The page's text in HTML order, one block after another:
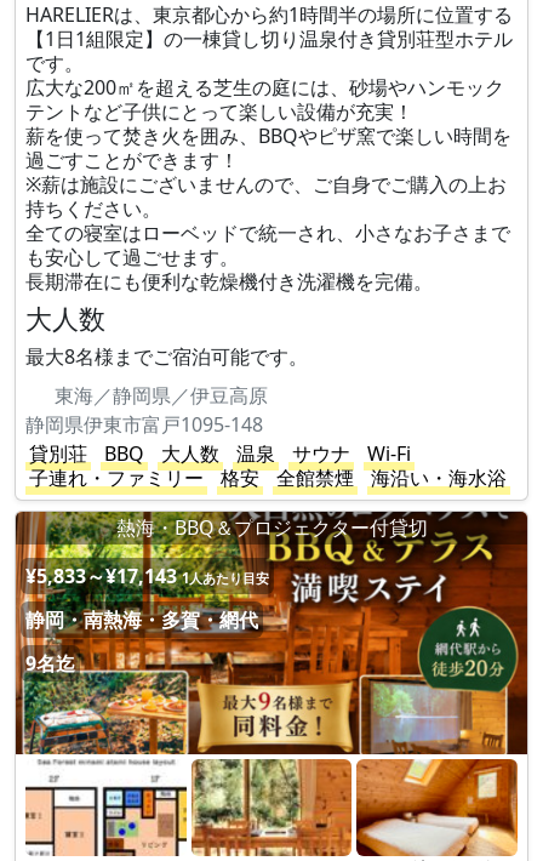
HARELIERは、東京都心から約1時間半の場所に位置する
【1日1組限定】の一棟貸し切り温泉付き貸別荘型ホテル
です。
広大な200㎡を超える芝生の庭には、砂場やハンモック
テントなど子供にとって楽しい設備が充実！
薪を使って焚き火を囲み、BBQやピザ窯で楽しい時間を
過ごすことができます！
※薪は施設にございませんので、ご自身でご購入の上お
持ちください。
全ての寝室はローベッドで統一され、小さなお子さまで
も安心して過ごせます。
長期滞在にも便利な乾燥機付き洗濯機を完備。
大人数
最大8名様までご宿泊可能です。
東海／静岡県／伊豆高原
静岡県伊東市富戸1095-148
貸別荘
BBQ 大人数 温泉 サウナ
Wi-Fi
子連れ・ファミリー
格安 全館禁煙
海沿い・海水浴
熱海・BBQ＆プロジェクター付貸切
¥5,833～¥17,143 1人あたり目安
静岡・南熱海・多賀・網代
9名迄